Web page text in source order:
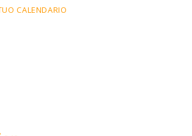
CALENDARIO